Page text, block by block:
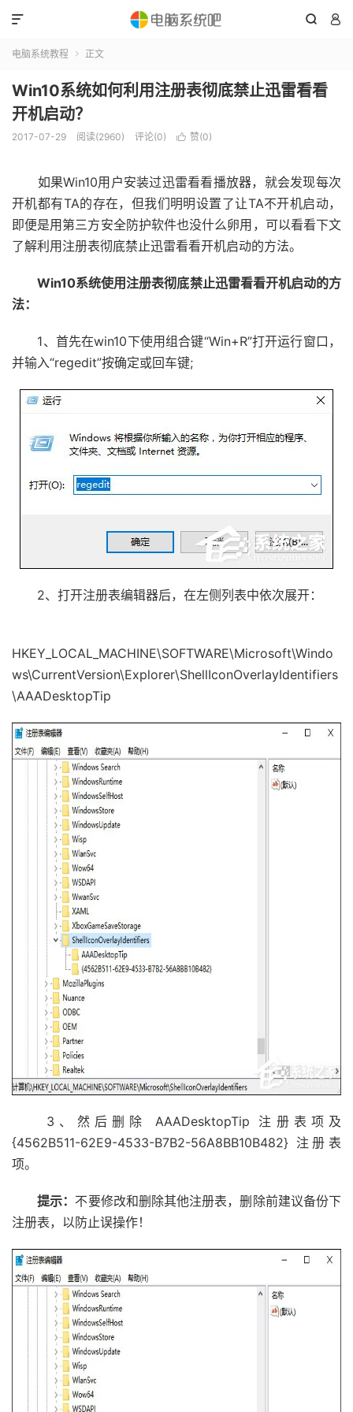
 

电脑系统教程  正文
Win10系统如何利用注册表彻底禁止迅雷看看
开机启动？
2017-07-29 阅读(2960) 评论(0)  赞(0)
如果Win10用户安装过迅雷看看播放器，就会发现每次
开机都有TA的存在，但我们明明设置了让TA不开机启动，
即便是用第三方安全防护软件也没什么卵用，可以看看下文
了解利用注册表彻底禁止迅雷看看开机启动的方法。
Win10系统使用注册表彻底禁止迅雷看看开机启动的方
法：
1、首先在win10下使用组合键“Win+R”打开运行窗口，
并输入“regedit”按确定或回车键;
2、打开注册表编辑器后，在左侧列表中依次展开：
HKEY_LOCAL_MACHINE\SOFTWARE\Microsoft\Windo
ws\CurrentVersion\Explorer\ShellIconOverlayIdentifiers
\AAADesktopTip
3、然后删除 AAADesktopTip 注册表项及
{4562B511-62E9-4533-B7B2-56A8BB10B482} 注册表
项。
提示： 不要修改和删除其他注册表，删除前建议备份下
注册表，以防止误操作！